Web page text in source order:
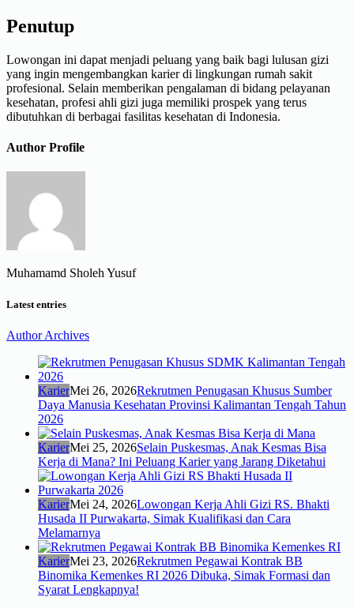
Penutup
Lowongan ini dapat menjadi peluang yang baik bagi lulusan gizi
yang ingin mengembangkan karier di lingkungan rumah sakit
profesional. Selain memberikan pengalaman di bidang pelayanan
kesehatan, profesi ahli gizi juga memiliki prospek yang terus
dibutuhkan di berbagai fasilitas kesehatan di Indonesia.
Author Profile
Muhamamd Sholeh Yusuf
Latest entries
Author Archives
KarierMei 26, 2026Rekrutmen Penugasan Khusus Sumber
Daya Manusia Kesehatan Provinsi Kalimantan Tengah Tahun
2026
KarierMei 25, 2026Selain Puskesmas, Anak Kesmas Bisa
Kerja di Mana? Ini Peluang Karier yang Jarang Diketahui
KarierMei 24, 2026Lowongan Kerja Ahli Gizi RS. Bhakti
Husada II Purwakarta, Simak Kualifikasi dan Cara
Melamarnya
KarierMei 23, 2026Rekrutmen Pegawai Kontrak BB
Binomika Kemenkes RI 2026 Dibuka, Simak Formasi dan
Syarat Lengkapnya!